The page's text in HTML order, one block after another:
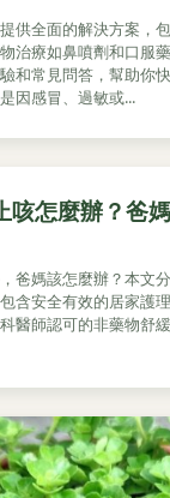
供全面的解決方案，
治療如鼻噴劑和口服
和常見問答，幫助你
因感冒、過敏或...
咳怎麼辦？爸
爸媽該怎麼辦？本文
含安全有效的居家護
醫師認可的非藥物舒